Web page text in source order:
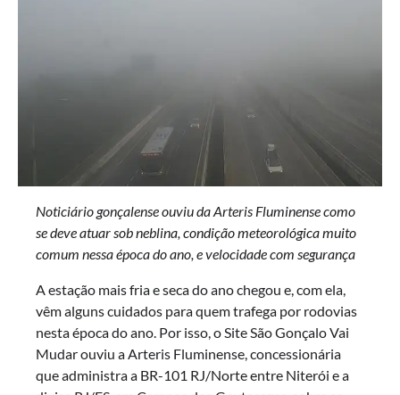
Noticiário gonçalense ouviu da Arteris Fluminense como
se deve atuar sob neblina, condição meteorológica muito
comum nessa época do ano, e velocidade com segurança
A estação mais fria e seca do ano chegou e, com ela,
vêm alguns cuidados para quem trafega por rodovias
nesta época do ano. Por isso, o Site São Gonçalo Vai
Mudar ouviu a Arteris Fluminense, concessionária
que administra a BR-101 RJ/Norte entre Niterói e a